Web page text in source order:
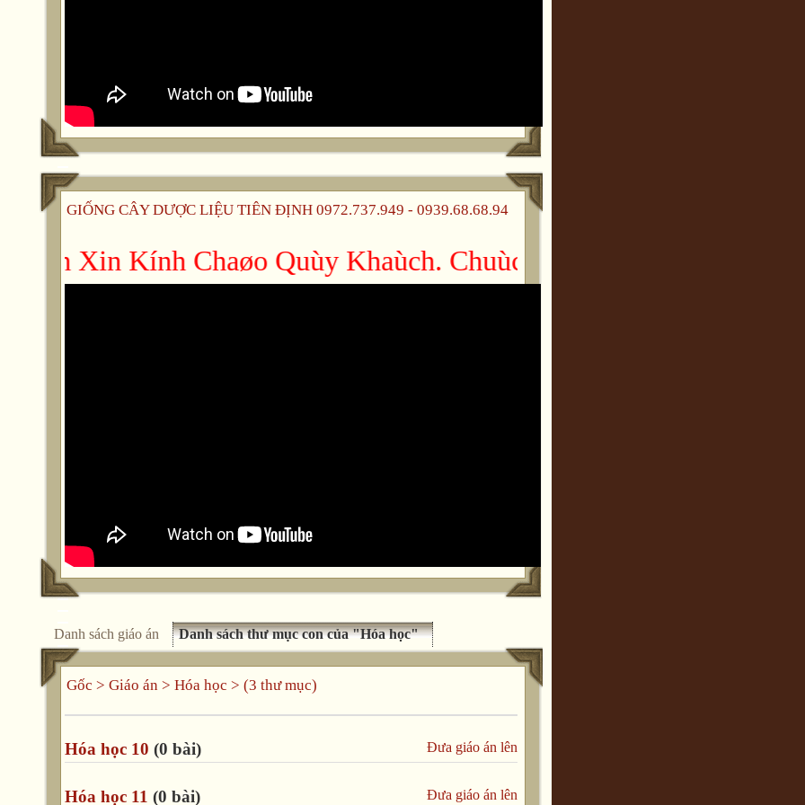
GIỐNG CÂY DƯỢC LIỆU TIÊN ĐỊNH 0972.737.949 - 0939.68.68.94
Xin Kính Chaøo Quùy Khaùch. Chuùc gheù thaêm vui veû!!
Danh sách giáo án Danh sách thư mục con của "Hóa học"
Gốc > Giáo án > Hóa học > (3 thư mục)
Đưa giáo án lên
Hóa học 10 (0 bài)
Đưa giáo án lên
Hóa học 11 (0 bài)